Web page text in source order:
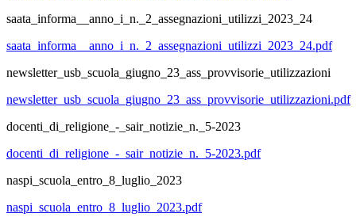
saata_informa__anno_i_n._2_assegnazioni_utilizzi_2023_24
saata_informa__anno_i_n._2_assegnazioni_utilizzi_2023_24.pdf
newsletter_usb_scuola_giugno_23_ass_provvisorie_utilizzazioni
newsletter_usb_scuola_giugno_23_ass_provvisorie_utilizzazioni.pdf
docenti_di_religione_-_sair_notizie_n._5-2023
docenti_di_religione_-_sair_notizie_n._5-2023.pdf
naspi_scuola_entro_8_luglio_2023
naspi_scuola_entro_8_luglio_2023.pdf